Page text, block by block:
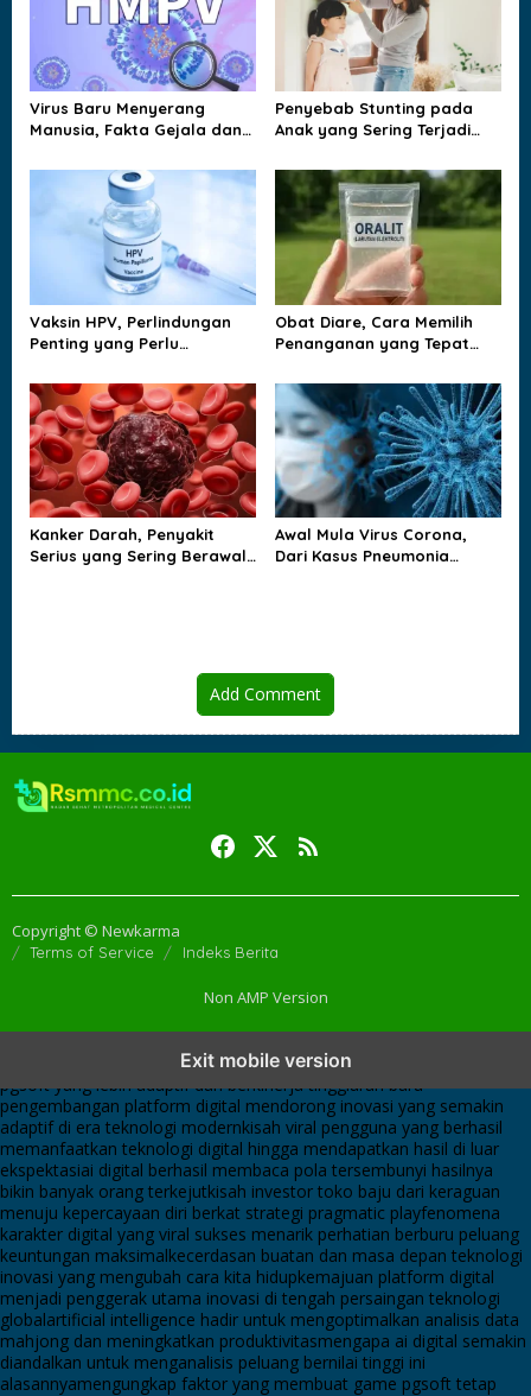
g
a
t
i
n
Virus Baru Menyerang
Manusia, Fakta Gejala dan
Penyebab Stunting pada
Anak yang Sering Terjadi
Keluarga
Vaksin HPV, Perlindungan
Penting yang Perlu
Obat Diare, Cara Memilih
Penanganan yang Tepat
Kehilangan Cairan
Kanker Darah, Penyakit
Serius yang Sering Berawal
Awal Mula Virus Corona,
Dari Kasus Pneumonia
Add Comment
Copyright © Newkarma
Terms of Service Indeks Berita
Non AMP Version
Exit mobile version
menghadirkan inovasi berkualitasai digital menjadi kunci analisis data
pgsoft yang lebih adaptif dan berkinerja tinggiarah baru
pengembangan platform digital mendorong inovasi yang semakin
adaptif di era teknologi modernkisah viral pengguna yang berhasil
memanfaatkan teknologi digital hingga mendapatkan hasil di luar
ekspektasiai digital berhasil membaca pola tersembunyi hasilnya
bikin banyak orang terkejutkisah investor toko baju dari keraguan
menuju kepercayaan diri berkat strategi pragmatic playfenomena
karakter digital yang viral sukses menarik perhatian berburu peluang
keuntungan maksimalkecerdasan buatan dan masa depan teknologi
inovasi yang mengubah cara kita hidupkemajuan platform digital
menjadi penggerak utama inovasi di tengah persaingan teknologi
globalartificial intelligence hadir untuk mengoptimalkan analisis data
mahjong dan meningkatkan produktivitasmengapa ai digital semakin
diandalkan untuk menganalisis peluang bernilai tinggi ini
alasannyamengungkap faktor yang membuat game pgsoft tetap